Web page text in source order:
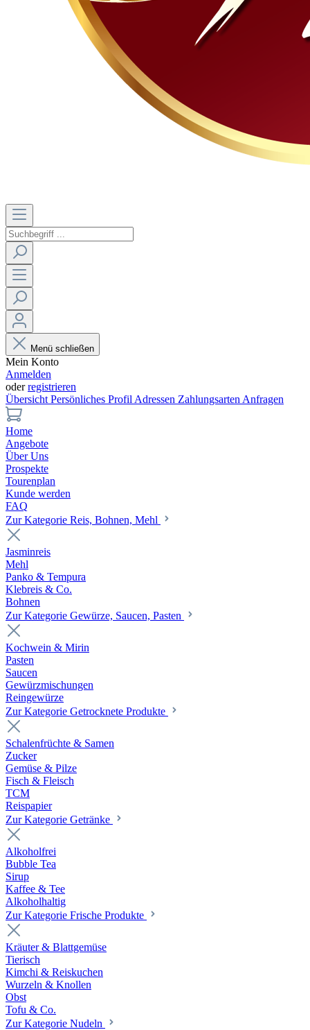
Menü schließen
Mein Konto
Anmelden
oderregistrieren
Übersicht Persönliches Profil Adressen Zahlungsarten Anfragen
Home
Angebote
Über Uns
Prospekte
Tourenplan
Kunde werden
FAQ
Zur Kategorie Reis, Bohnen, Mehl
Jasminreis
Mehl
Panko & Tempura
Klebreis & Co.
Bohnen
Zur Kategorie Gewürze, Saucen, Pasten
Kochwein & Mirin
Pasten
Saucen
Gewürzmischungen
Reingewürze
Zur Kategorie Getrocknete Produkte
Schalenfrüchte & Samen
Zucker
Gemüse & Pilze
Fisch & Fleisch
TCM
Reispapier
Zur Kategorie Getränke
Alkoholfrei
Bubble Tea
Sirup
Kaffee & Tee
Alkoholhaltig
Zur Kategorie Frische Produkte
Kräuter & Blattgemüse
Tierisch
Kimchi & Reiskuchen
Wurzeln & Knollen
Obst
Tofu & Co.
Zur Kategorie Nudeln